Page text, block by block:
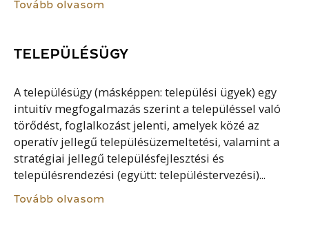
Tovább olvasom
TELEPÜLÉSÜGY
A településügy (másképpen: települési ügyek) egy
intuitív megfogalmazás szerint a településsel való
törődést, foglalkozást jelenti, amelyek közé az
operatív jellegű településüzemeltetési, valamint a
stratégiai jellegű településfejlesztési és
településrendezési (együtt: településtervezési)...
Tovább olvasom